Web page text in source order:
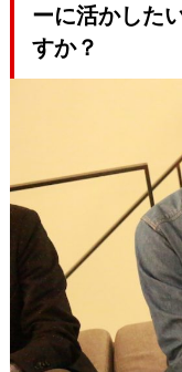
ーに活かした
すか？